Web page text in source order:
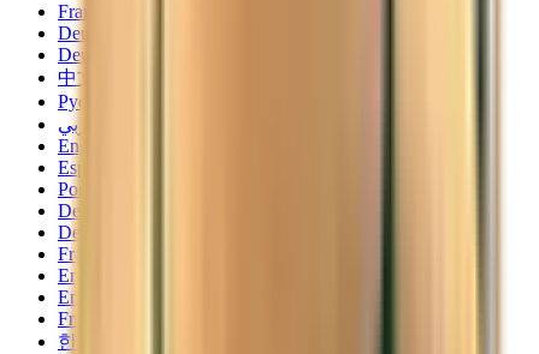
Français
Deutsch
Deutsch
中文
Русский
العربية/عربي
English
Español
Português
Deutsch
Deutsch
Français
English
English
Français
한국어